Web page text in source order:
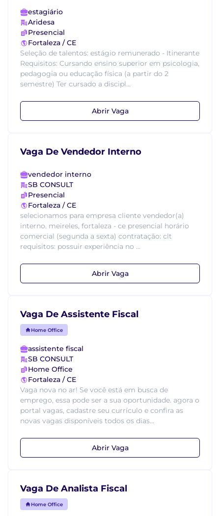
estagiário
Aridesa
Presencial
Fortaleza / CE
Seleção de talentos: estágio remunerado - Itinerante
Requisitos: Cursando ensino superior em psicologia,
pedagogia ou educação física (a partir do 2
semestre) Ter cursado a discipl...
Abrir Vaga
Vaga De Vendedor Interno
vendedor interno
SB CONSULT
Presencial
Fortaleza / CE
selecionamos para empresa cliente vendedor(a)
interno. meireles, fortaleza - ce presencial horário
comercial (segunda a sexta) contratação: clt
requisitos: possuir experiência no ...
Abrir Vaga
Vaga De Assistente Fiscal
Home Office
assistente fiscal
SB CONSULT
Home Office
Fortaleza / CE
Vaga nova no ar! Se você está em busca de
emprego, essa pode ser a sua oportunidade. agora o
portal vagas, cadastre seu currículo e confira as
novas vagas disponíveis todos os dias...
Abrir Vaga
Vaga De Analista Fiscal
Home Office